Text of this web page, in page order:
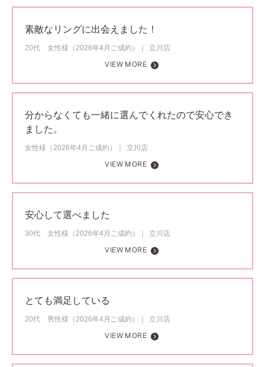
素敵なリングに出会えました！
20代 女性様（2026年4月ご成約）
立川店
VIEW MORE
分からなくても一緒に選んでくれたので安心でき
ました。
女性様（2026年4月ご成約）
立川店
VIEW MORE
安心して選べました
30代 女性様（2026年4月ご成約）
立川店
VIEW MORE
とても満足している
20代 男性様（2026年4月ご成約）
立川店
VIEW MORE